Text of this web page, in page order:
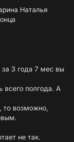
Наталья
3 года 7 мес вы
полгода. А
то возможно,
не так.